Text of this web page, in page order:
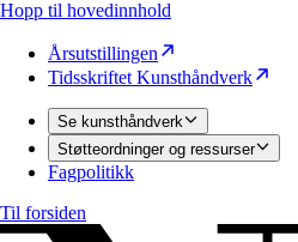
Hopp til hovedinnhold
Årsutstillingen
Tidsskriftet Kunsthåndverk
Se kunsthåndverk
Støtteordninger og ressurser
Fagpolitikk
Til forsiden